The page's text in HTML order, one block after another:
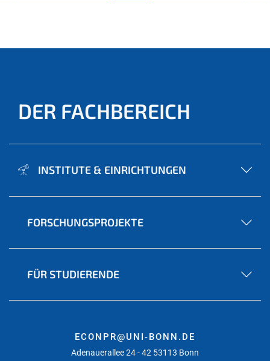
DER FACHBEREICH
INSTITUTE & EINRICHTUNGEN
FORSCHUNGSPROJEKTE
FÜR STUDIERENDE
ECONPR@UNI-BONN.DE
Adenauerallee 24 - 42 53113 Bonn